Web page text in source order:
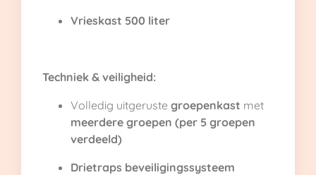
Vrieskast 500 liter
Techniek & veiligheid:
Volledig uitgeruste groepenkast met
meerdere groepen (per 5 groepen
verdeeld)
Drietraps beveiligingssysteem